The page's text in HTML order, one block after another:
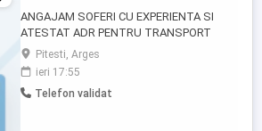
ANGAJAM SOFERI CU EXPERIENTA SI
ATESTAT ADR PENTRU TRANSPORT
INTERNATIONAL .
Pitesti, Arges
ieri 17:55
Telefon validat